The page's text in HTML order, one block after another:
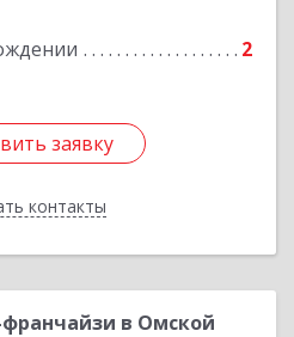
2
заявку
контакты
заявку
Назад
в Омской